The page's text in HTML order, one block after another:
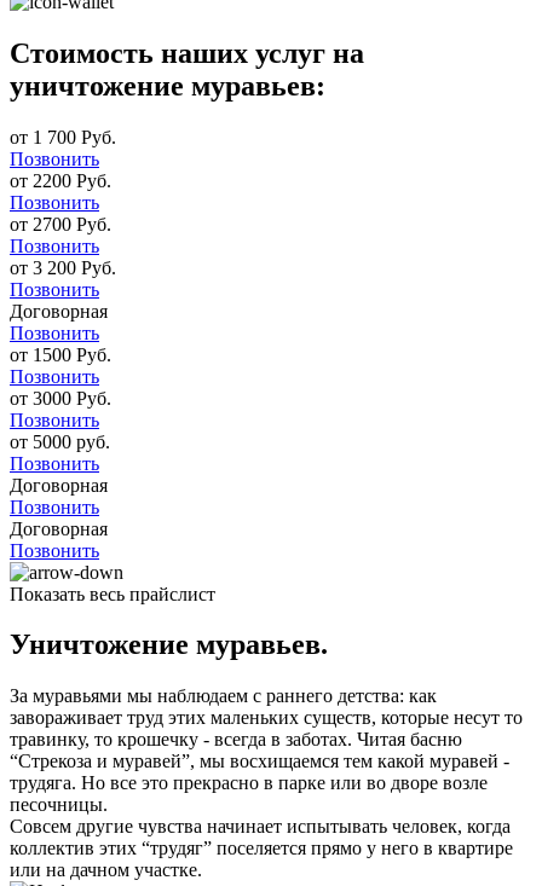
Стоимость наших услуг на
уничтожение муравьев:
от 1 700 Руб.
Позвонить
от 2200 Руб.
Позвонить
от 2700 Руб.
Позвонить
от 3 200 Руб.
Позвонить
Договорная
Позвонить
от 1500 Руб.
Позвонить
от 3000 Руб.
Позвонить
от 5000 руб.
Позвонить
Договорная
Позвонить
Договорная
Позвонить
Показать весь прайслист
Уничтожение муравьев.
За муравьями мы наблюдаем с раннего детства: как
завораживает труд этих маленьких существ, которые несут то
травинку, то крошечку - всегда в заботах. Читая басню
“Стрекоза и муравей”, мы восхищаемся тем какой муравей -
трудяга. Но все это прекрасно в парке или во дворе возле
песочницы.
Совсем другие чувства начинает испытывать человек, когда
коллектив этих “трудяг” поселяется прямо у него в квартире
или на дачном участке.